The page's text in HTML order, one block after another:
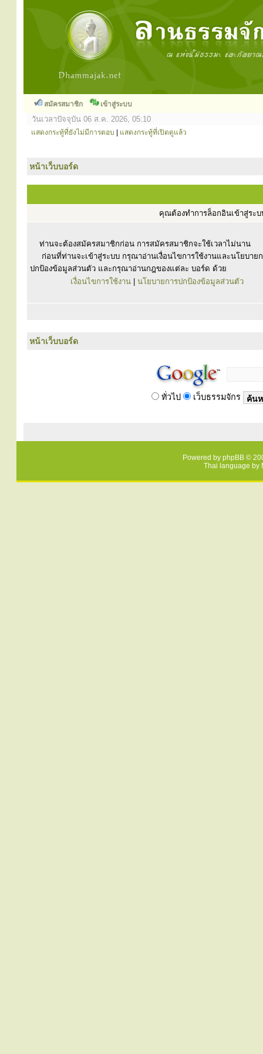
สมัครสมาชิก เข้าสู่ระบบ
วันเวลาปัจจุบัน 06 ส.ค. 2026, 05:10
แสดงกระทู้ที่ยังไม่มีการตอบ แสดงกระทู้ที่เปิดดูแล้ว
หน้าเว็บบอร์ด
คุณต้องทำการล็อกอินเข้าสู่ระ
ท่านจะต้องสมัครสมาชิกก่อน การสมัครสมาชิกจะใช้เวลาไม่นาน
ก่อนที่ท่านจะเข้าสู่ระบบ กรุณาอ่านเงื่อนไขการใช้งานและนโยบาย
ปกป้องข้อมูลส่วนตัว และกรุณาอ่านกฎของแต่ละ บอร์ด ด้วย
เงื่อนไขการใช้งาน
นโยบายการปกป้องข้อมูลส่วนตัว
หน้าเว็บบอร์ด
ทั่วไป เว็บธรรมจักร
Powered by phpBB ©
Thai language by